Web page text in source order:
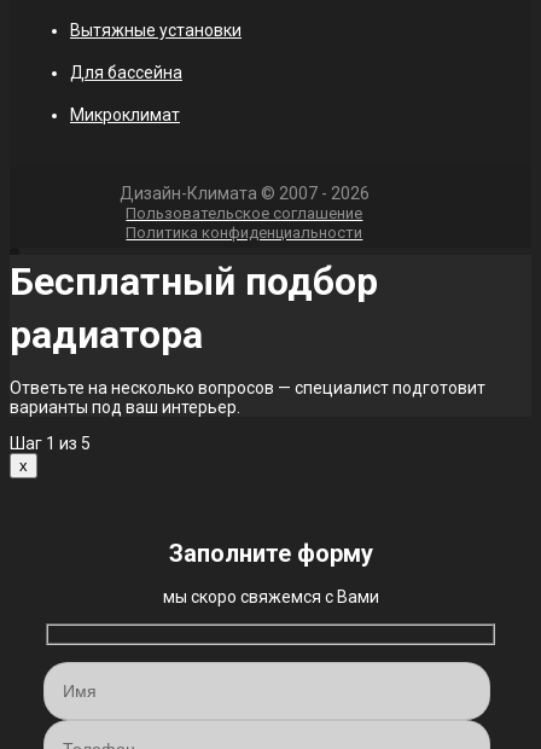
Вытяжные установки
Для бассейна
Микроклимат
Дизайн-Климата © 2007 - 2026
Пользовательское соглашение
Политика конфиденциальности
Бесплатный подбор
радиатора
Ответьте на несколько вопросов — специалист подготовит
варианты под ваш интерьер.
Шаг 1 из 5
x
Заполните форму
мы скоро свяжемся с Вами